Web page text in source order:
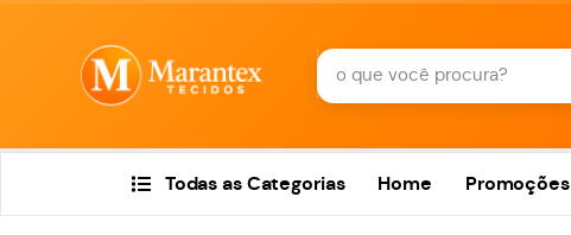
Todas as Categorias Home Promoções